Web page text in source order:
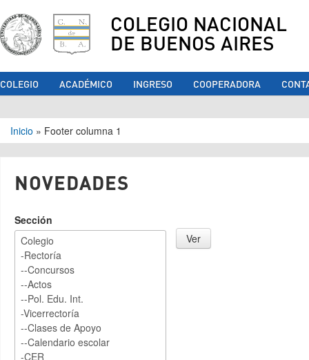
COLEGIO NACIONAL
DE BUENOS AIRES
COLEGIO ACADÉMICO INGRESO COOPERADORA
Se encuentra usted aquí
Inicio » Footer columna 1
NOVEDADES
Sección